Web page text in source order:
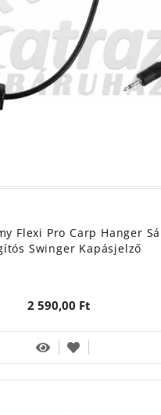
Flexi Pro Carp Hanger
Swinger Kapásjelző
2 590,00 Ft